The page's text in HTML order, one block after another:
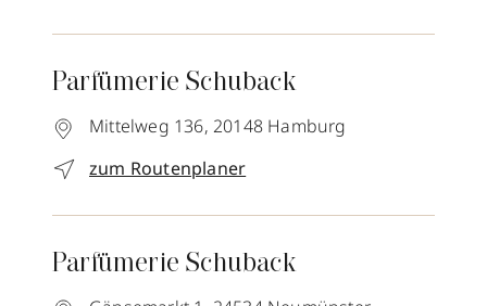
Parfümerie Schuback
Mittelweg 136, 20148 Hamburg
zum Routenplaner
Parfümerie Schuback